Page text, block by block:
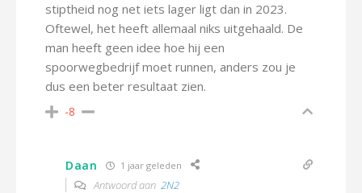
stiptheid nog net iets lager ligt dan in 2023.
Oftewel, het heeft allemaal niks uitgehaald. De
man heeft geen idee hoe hij een
spoorwegbedrijf moet runnen, anders zou je
dus een beter resultaat zien.
-8
Daan 1 jaar geleden
Antwoord aan 2N2